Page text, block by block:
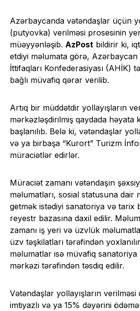
Azərbaycanda vətəndaşlar üçün
(putyovka) verilməsi prosesinin
müəyyənləşib. AzPost bildirir ki,
etdiyi məlumata görə,
İttifaqları Konfederasiyası (AHİK)
bağlı müvafiq qərar verilib.
Artıq bir müddətdir yollayışların
mərkəzləşdirilmiş qaydada həyata
başlanılıb. Belə ki, vətəndaşlar
və ya birbaşa “Kurort” Turizm
müraciətlər edirlər.
Müraciət zamanı vətəndaşın
məlumatları, sosial statusuna dair
getmək istədiyi sanatoriya və tarix
reyestr bazasına daxil edilir.
zamanı iş yeri və üzvlük
üzv təşkilatları tərəfindən
məlumatlar isə müvafiq sanatoriya
mərkəzi tərəfindən təsdiq edilir.
Vətəndaşlar yollayışların verilməsi
imtiyazlı və ya 15% dəyərini